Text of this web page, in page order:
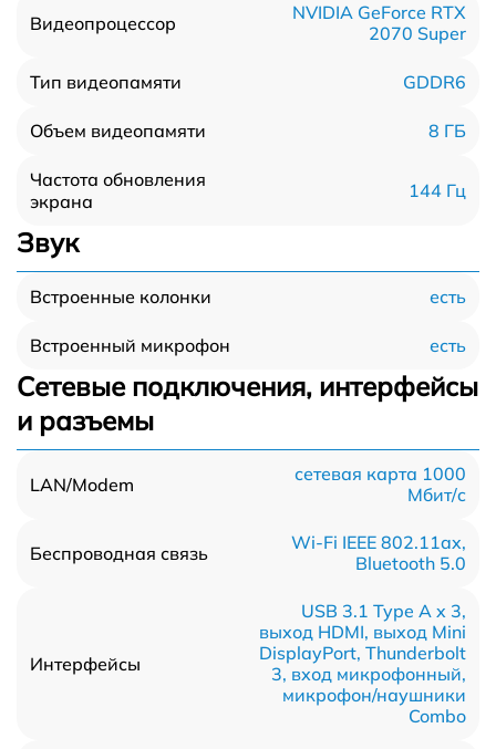
Видеопроцессор
NVIDIA GeForce RTX
2070 Super
Тип видеопамяти GDDR6
Объем видеопамяти 8 ГБ
Частота обновления
экрана
144 Гц
Звук
Встроенные колонки есть
Встроенный микрофон есть
Сетевые подключения, интерфейсы
и разъемы
LAN/Modem
сетевая карта 1000
Мбит/c
Беспроводная связь
Wi-Fi IEEE 802.11ax,
Bluetooth 5.0
Интерфейсы
USB 3.1 Type A x 3,
выход HDMI, выход Mini
DisplayPort, Thunderbolt
3, вход микрофонный,
микрофон/наушники
Combo